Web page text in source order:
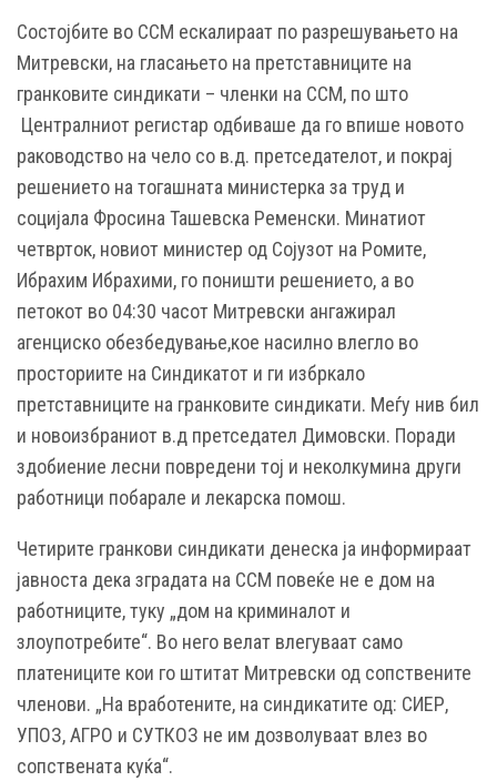
Состојбите во ССМ ескалираат по разрешувањето на
Митревски, на гласањето на претставниците на
гранковите синдикати – членки на ССМ, по што
Централниот регистар одбиваше да го впише новото
раководство на чело со в.д. претседателот, и покрај
решението на тогашната министерка за труд и
социјала Фросина Ташевска Ременски. Минатиот
четврток, новиот министер од Сојузот на Ромите,
Ибрахим Ибрахими, го поништи решението, а во
петокот во 04:30 часот Митревски ангажирал
агенциско обезбедување,кое насилно влегло во
просториите на Синдикатот и ги избркало
претставниците на гранковите синдикати. Меѓу нив бил
и новоизбраниот в.д претседател Димовски. Поради
здобиение лесни повредени тој и неколкумина други
работници побарале и лекарска помош.
Четирите гранкови синдикати денеска ја информираат
јавноста дека зградата на ССМ повеќе не е дом на
работниците, туку „дом на криминалот и
злоупотребите“. Во него велат влегуваат само
платениците кои го штитат Митревски од сопствените
членови. „На вработените, на синдикатите од: СИЕР,
УПОЗ, АГРО и СУТКОЗ не им дозволуваат влез во
сопствената куќа“.